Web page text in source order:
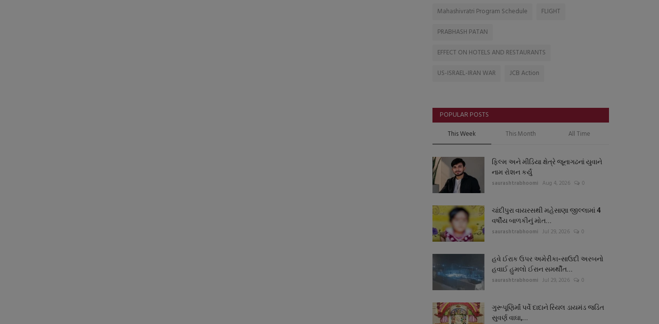
Mahashivratri Program Schedule
FLIGHT
PRABHASH PATAN
EFFECT ON HOTELS AND RESTAURANTS
US-ISRAEL-IRAN WAR
JCB Action
POPULAR POSTS
This Week This Month All Time
ફિલ્મ અને મીડિયા ક્ષેત્રે જૂનાગઢનાં યુવાને
નામ રોશન કર્યું
saurashtrabhoomi Aug 4, 2026 0
ચાંદીપુરા વાયરસથી મહેસાણા જીલ્લામાં 4
વર્ષીય બાળકીનું મોત...
saurashtrabhoomi Jul 29, 2026 0
હવે ઈરાક ઉપર અમેરીકા-સાઉદી અરબનો
હવાઈ હુમલો ઈરાન સમર્થીત...
saurashtrabhoomi Jul 29, 2026 0
ગુરૂપૂણિર્માં પર્વે દાદાને રિયલ ડાયમંડ જડિત
સુવર્ણ વાઘા,...